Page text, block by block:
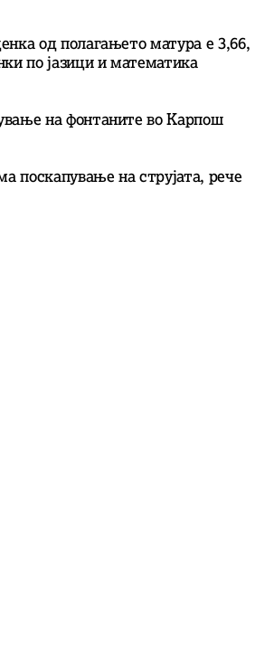
од полагањето матура е 3,66,
по јазици и математика
на фонтаните во Карпош
поскапување на струјата, рече